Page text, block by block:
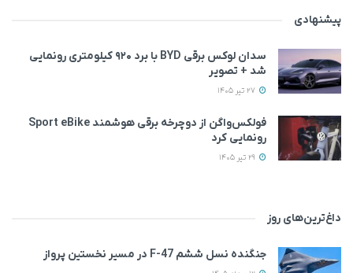
پیشنهادی
سدان لوکس برقی BYD با برد ۹۲۰ کیلومتری رونمایی
شد + تصویر
فولکس‌واگن از دوچرخه برقی هوشمند Sport eBike
رونمایی کرد
داغ‌ترین‌های روز
جنگنده نسل ششم F-47 در مسیر نخستین پرواز